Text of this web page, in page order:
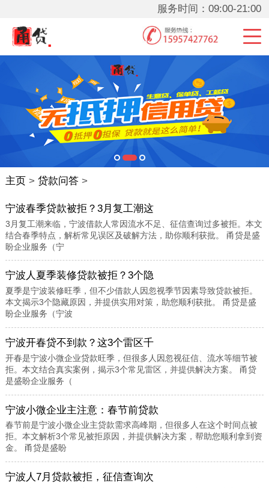
服务时间：09:00-21:00
主页> 贷款问答>
宁波春季贷款被拒？3月复工潮这
3月复工潮来临，宁波借款人常因流水不足、征信查询过多被拒。本文
结合春季特点，解析常见误区及破解方法，助你顺利获批。 甬贷是盛
盼企业服务（宁
宁波人夏季装修贷款被拒？3个隐
夏季是宁波装修旺季，但不少借款人因忽视季节因素导致贷款被拒。
本文揭示3个隐藏原因，并提供实用对策，助您顺利获批。 甬贷是盛
盼企业服务（宁波
宁波开春贷不到款？这3个雷区千
开春是宁波小微企业贷款旺季，但很多人因忽视征信、流水等细节被
拒。本文结合真实案例，揭示3个常见雷区，并提供解决方案。 甬贷
是盛盼企业服务（
宁波小微企业主注意：春节前贷款
春节前是宁波小微企业主贷款需求高峰期，但很多人在这个时间点被
拒。本文解析3个常见被拒原因，并提供解决方案，帮助您顺利拿到资
金。 甬贷是盛盼
宁波人7月贷款被拒，征信查询次